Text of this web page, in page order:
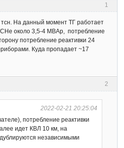
1
На данный момент ТГ работает
около 3,5-4 МВАр, потребление
потребление реактивки 24
Куда пропадает ~17
2
2022-02-21 20:25:04
потребление реактивки
идет КВЛ 10 км, на
независимыми